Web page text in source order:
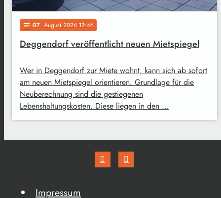
notes 07. August 2026 13:46
Deggendorf veröffentlicht neuen Mietspiegel
Wer in Deggendorf zur Miete wohnt, kann sich ab sofort
am neuen Mietspiegel orientieren. Grundlage für die
Neuberechnung sind die gestiegenen
Lebenshaltungskosten. Diese liegen in den …
Impressum